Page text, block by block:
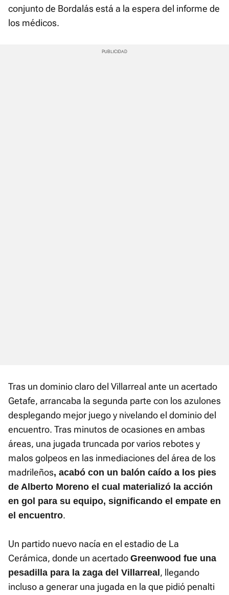
conjunto de Bordalás está a la espera del informe de
los médicos.
Tras un dominio claro del Villarreal ante un acertado
Getafe, arrancaba la segunda parte con los azulones
desplegando mejor juego y nivelando el dominio del
encuentro. Tras minutos de ocasiones en ambas
áreas, una jugada truncada por varios rebotes y
malos golpeos en las inmediaciones del área de los
madrileños, acabó con un balón caído a los pies
de Alberto Moreno el cual materializó la acción
en gol para su equipo, significando el empate en
el encuentro.
Un partido nuevo nacía en el estadio de La
Cerámica, donde un acertado Greenwood fue una
pesadilla para la zaga del Villarreal , llegando
incluso a generar una jugada en la que pidió penalti